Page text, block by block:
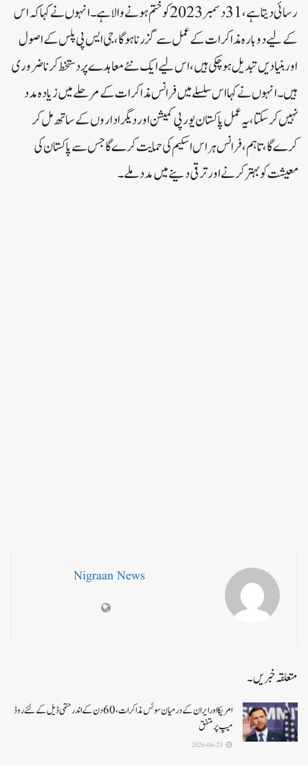
رسائی دیتا ہے، 31 دسمبر 2023 کو ختم ہونے والا ہے۔انہوں نے کہا کہ اس
کے لیے دوبارہ مذاکرات کے عمل سے گزرنا ہوگا، جی ایس پی پلس کے اصول
اور بنیادیں تبدیل ہوچکی ہیں، اس لیے ایک نئے معاہدے پر دستخط کرنا ضروری
ہیں۔انہوں نے کہا اس سلسلے میں فرانس مذاکرات کے مرحلے میں زیادہ مدد
نہیں کرسکتا، یہ عمل پاکستان یورپی کمیشن اور دیگر اداروں کے ساتھ مل کر
کرے گا، تاہم، فرانس ہر اس اسکیم کی حمایت کرے گا جس سے پاکستان کی
معیشت کو بہتر کرنے اور ترقی دینے میں مدد ملے۔
Nigraan News
متعلقہ خبریں۔
امریکا اور ایران کے درمیان سوئس مذاکرات ، 60دن کے اندر حتمی ڈیل کےلئے روڈ
میپ پر متفق